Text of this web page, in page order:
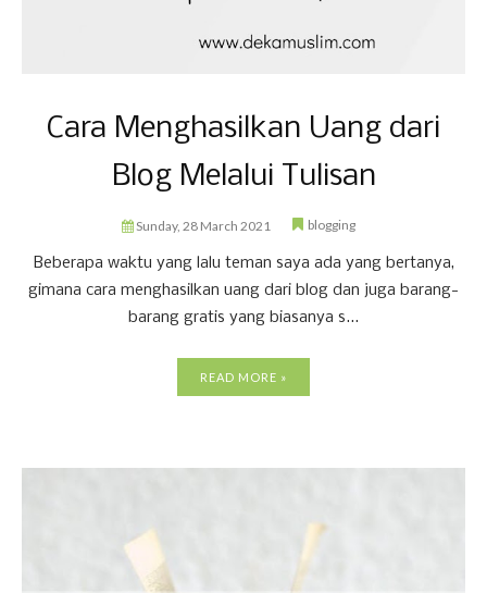
Cara Menghasilkan Uang dari
Blog Melalui Tulisan
Sunday, 28 March 2021 blogging
Beberapa waktu yang lalu teman saya ada yang bertanya,
gimana cara menghasilkan uang dari blog dan juga barang-
barang gratis yang biasanya s...
READ MORE »